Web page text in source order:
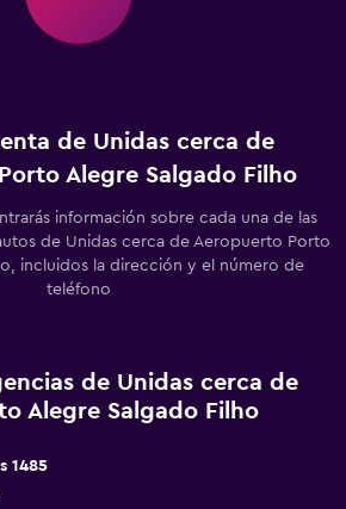
de Unidas cerca de
Alegre Salgado Filho
información sobre cada una de las
de Unidas cerca de Aeropuerto Porto
incluidos la dirección y el número de
teléfono
de Unidas cerca de
Alegre Salgado Filho
1485